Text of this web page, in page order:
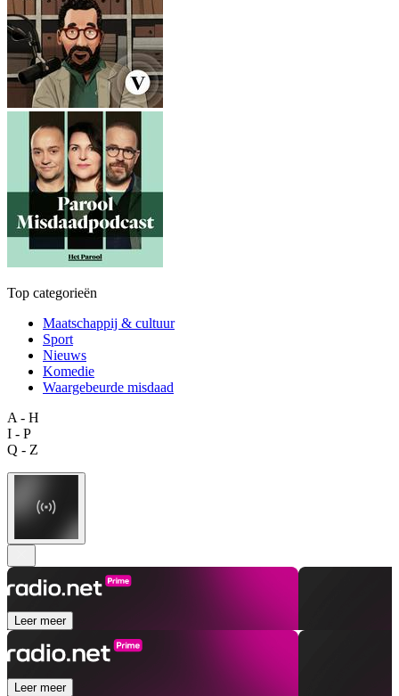
Top categorieën
Maatschappij & cultuur
Sport
Nieuws
Komedie
Waargebeurde misdaad
A - H
I - P
Q - Z
Leer meer
Leer meer